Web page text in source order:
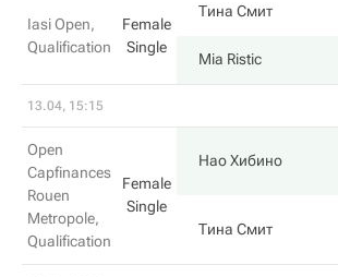
Iasi Open,
Qualification
Female
Single
Тина Смит
Mia Ristic
13.04, 15:15
Open
Capfinances
Rouen
Metropole,
Qualification
Female
Single
Нао Хибино
Тина Смит